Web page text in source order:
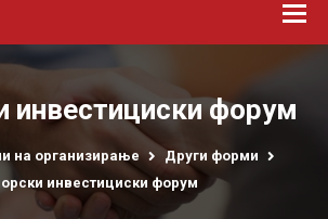
инвестициски форум
на организирање
Други форми
инвестициски форум